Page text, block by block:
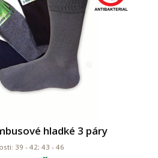
hladké 3 páry
39 - 42; 43 - 46